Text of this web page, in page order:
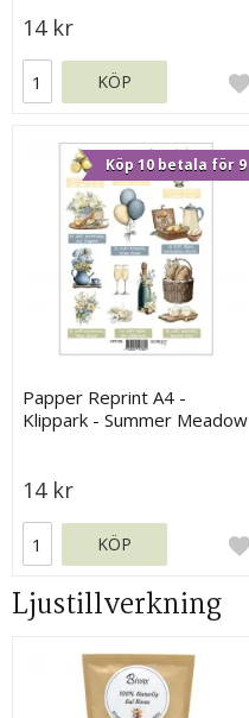
14 kr
KÖP
Köp 10 betala för 9
Papper Reprint A4 -
Klippark - Summer Meadow
14 kr
KÖP
Ljustillverkning